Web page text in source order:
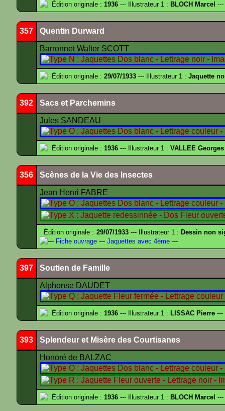
Édition originale : 1936 --- Illustrateur 1 : BLOCH Marcel ---
357 Quentin Durward
Barronnet Walter SCOTT
Édition originale : 29/07/1933 --- Illustrateur 1 : Jaquette
392 Sacs et Parchemins
Jules SANDEAU
Édition originale : 1936 --- Illustrateur 1 : VALLEE Georges
356 Scènes de la Vie des Insectes
Jean Henri FABRE
Édition originale : 29/07/1933--- Illustrateur 1 : Dessin non
--- Fiche ouvrage --- Jaquettes avec 4ème ---
397 Soutien de Famille
Alphonse DAUDET
Édition originale : 1936 --- Illustrateur 1 : LISSAC Pierre ---
393 Splendeur et Misère des Courtisanes
Honoré de BALZAC
Édition originale : 1936 --- Illustrateur 1 : BLOCH Marcel ---